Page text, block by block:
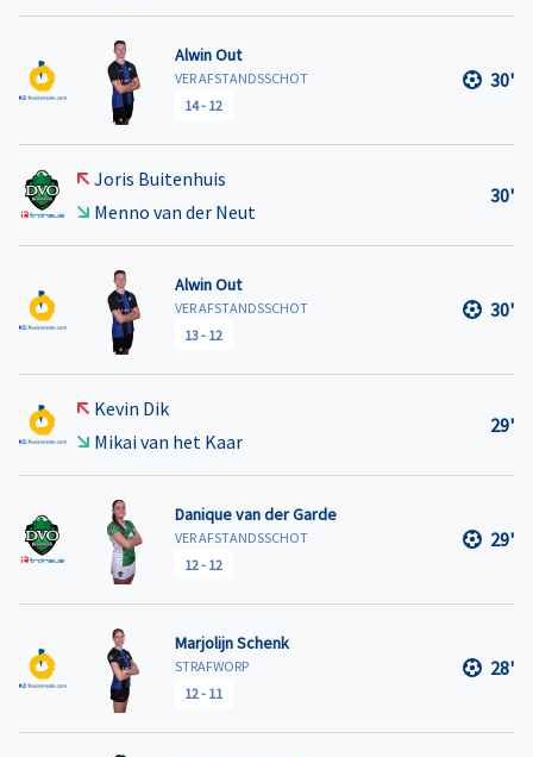
Alwin Out
VER AFSTANDSSCHOT
14- 12
30'
Joris Buitenhuis
Menno van der Neut
30'
Alwin Out
VER AFSTANDSSCHOT
13- 12
30'
Kevin Dik
Mikai van het Kaar
29'
Danique van der Garde
VER AFSTANDSSCHOT
12- 12
29'
Marjolijn Schenk
STRAFWORP
12- 11
28'